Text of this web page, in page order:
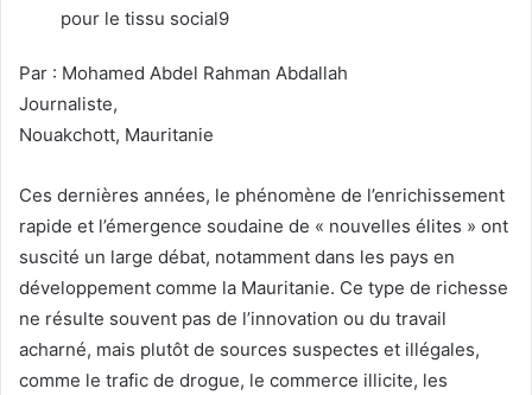
pour le tissu social9
Par : Mohamed Abdel Rahman Abdallah
Journaliste,
Nouakchott, Mauritanie
Ces dernières années, le phénomène de l’enrichissement
rapide et l’émergence soudaine de « nouvelles élites » ont
suscité un large débat, notamment dans les pays en
développement comme la Mauritanie. Ce type de richesse
ne résulte souvent pas de l’innovation ou du travail
acharné, mais plutôt de sources suspectes et illégales,
comme le trafic de drogue, le commerce illicite, les